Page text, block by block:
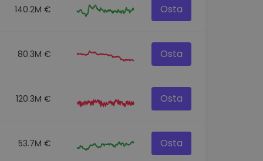
140.2M € Osta
80.3M € Osta
120.3M € Osta
53.7M € Osta